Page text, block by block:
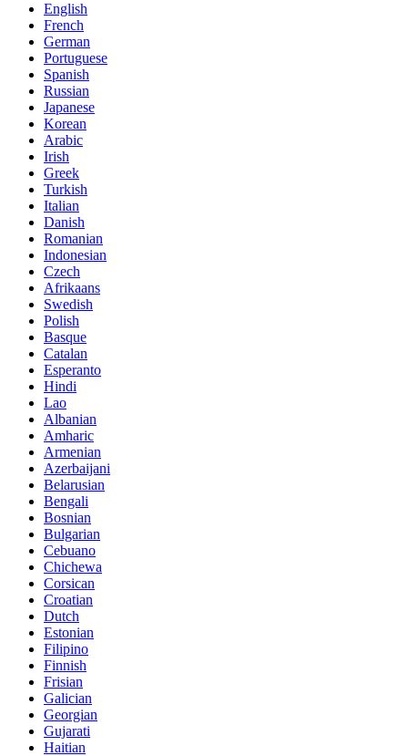
English
French
German
Portuguese
Spanish
Russian
Japanese
Korean
Arabic
Irish
Greek
Turkish
Italian
Danish
Romanian
Indonesian
Czech
Afrikaans
Swedish
Polish
Basque
Catalan
Esperanto
Hindi
Lao
Albanian
Amharic
Armenian
Azerbaijani
Belarusian
Bengali
Bosnian
Bulgarian
Cebuano
Chichewa
Corsican
Croatian
Dutch
Estonian
Filipino
Finnish
Frisian
Galician
Georgian
Gujarati
Haitian